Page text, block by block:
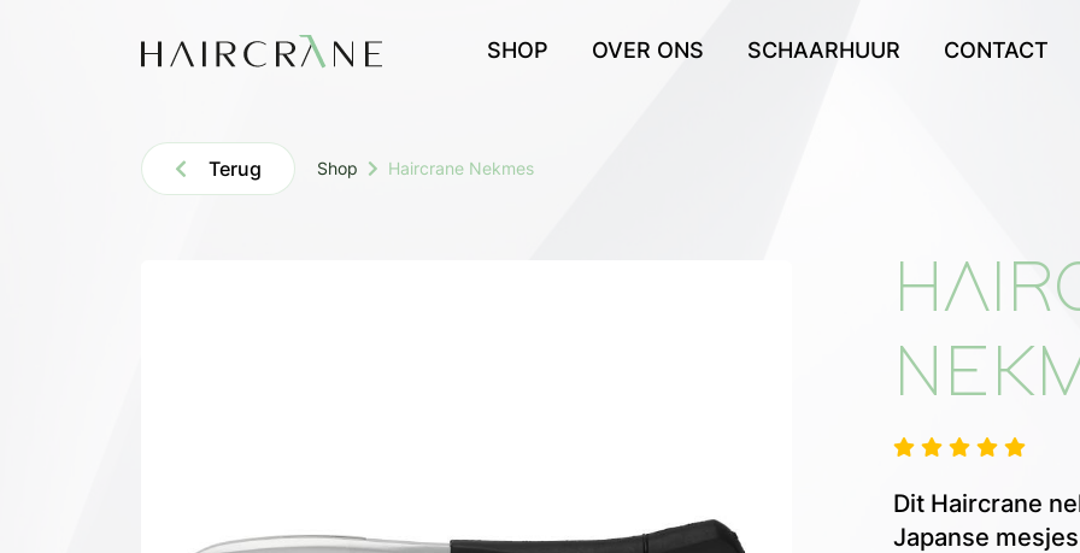
SHOP OVER ONS SCHAARHUUR CONTACT
Terug Shop Haircrane Nekmes
Dit Haircrane
Japanse